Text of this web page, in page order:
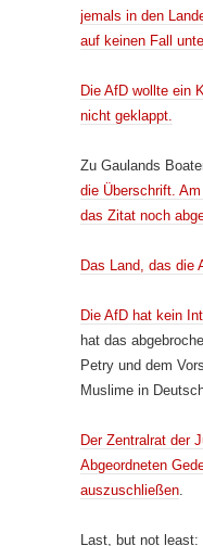
jemals in den
auf keinen Fall
Die AfD wollte ein
nicht geklappt.
Zu Gaulands
die Überschrift.
das Zitat noch
Das Land, das die
Die AfD hat kein
hat das
Petry und dem
Muslime in
Der Zentralrat der
Abgeordneten
auszuschließen
Last, but not least: